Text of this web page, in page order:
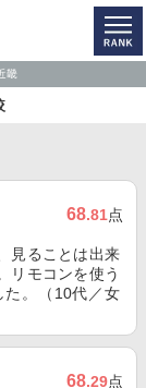
畿
68.81点
見ることは出来
リモコンを使う
た。（10代／女
68.29点